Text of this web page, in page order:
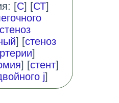
[С] [СТ]
] [стеноз
]
] [стент]
j]